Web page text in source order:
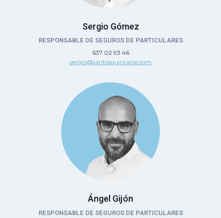
Sergio Gómez
RESPONSABLE DE SEGUROS DE PARTICULARES
637 02 93 46
sergio@santosquintana.com
Ángel Gijón
RESPONSABLE DE SEGUROS DE PARTICULARES